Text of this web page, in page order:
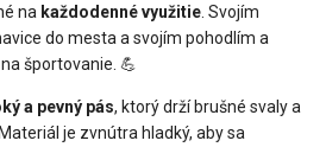
na každodenné využitie . Svojím
do mesta a svojím pohodlím a
športovanie. 💪
a pevný pás, ktorý drží brušné svaly a
je zvnútra hladký, aby sa